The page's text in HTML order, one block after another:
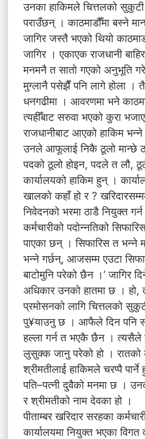
उनका हाकिमले चित्तलको
पराउँछन् । काठमाडौँमा बस्ने
जागिर जस्तै भएको थियो
जागिर । एकाएक राजधानी
मनमनै त सातो गएको अनुभूति
मुग्लानै पसेझैँ पनि लागे होला । तै
धनगढीमा । आवरणमा भने
त्यहीँबाट सरुवा भएको कुरा
राजधानीबाट आएको हाकिम
उनले आफूलाई निकै ठूलो मान्छे
पदको ठूलो होइन, पदले त लौ,
कार्यालयको हाकिम हुन् ।
खालको कहाँ हो र ?
निवेदनको भरमा ठाडै नियुक्त
कर्मचारीको पदोन्नतिको
पाएका छन् । सिफारिस त भन्ने
भन्ने गर्छन्, आजसम्म एउटा
बाटोमुनि परेको छैन ।’ जागिर
अधिकार उनको हातमा छ । हो,
प्रमोसनको लागि चित्तलको
पु¥याउनु छ । आफैले दिन पनि
हल्ला गर्न त भएकै छैन ।
लुसुक्क जानु परेको हो । रातको
श्रीमतीलाई हाकिमले चरप्पै
पति–पत्नी दुवैको मनमा छ ।
र श्रीमतीको नाम देवका हो ।
पीताम्बर खरिदार सरहका
कार्यालयमा नियुक्त भएका विगत